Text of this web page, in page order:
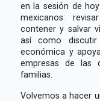
en la sesión de
mexicanos:
contener y salvar
así como
económica y
empresas de las
familias.
Volvemos a hacer